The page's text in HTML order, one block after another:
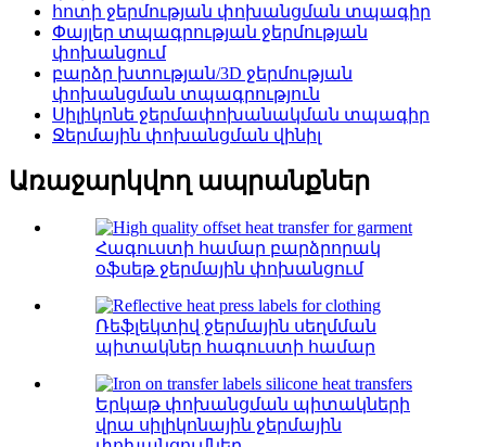
հոտի ջերմության փոխանցման տպագիր
Փայլեր տպագրության ջերմության
փոխանցում
բարձր խտության/3D ջերմության
փոխանցման տպագրություն
Սիլիկոնե ջերմափոխանակման տպագիր
Ջերմային փոխանցման վինիլ
Առաջարկվող ապրանքներ
Հագուստի համար բարձրորակ
օֆսեթ ջերմային փոխանցում
Ռեֆլեկտիվ ջերմային սեղմման
պիտակներ հագուստի համար
Երկաթ փոխանցման պիտակների
վրա սիլիկոնային ջերմային